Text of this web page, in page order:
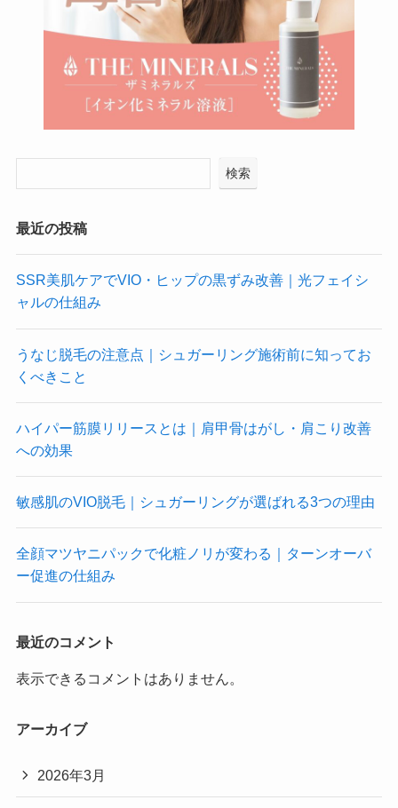
検索
最近の投稿
SSR美肌ケアでVIO・ヒップの黒ずみ改善｜光フェイシ
ャルの仕組み
うなじ脱毛の注意点｜シュガーリング施術前に知ってお
くべきこと
ハイパー筋膜リリースとは｜肩甲骨はがし・肩こり改善
への効果
敏感肌のVIO脱毛｜シュガーリングが選ばれる3つの理由
全顔マツヤニパックで化粧ノリが変わる｜ターンオーバ
ー促進の仕組み
最近のコメント
表示できるコメントはありません。
アーカイブ
2026年3月